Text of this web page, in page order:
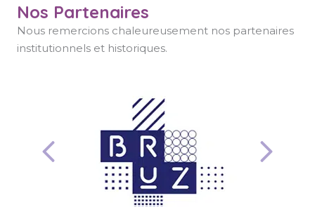
Nos Partenaires
Nous remercions chaleureusement nos partenaires
institutionnels et historiques.